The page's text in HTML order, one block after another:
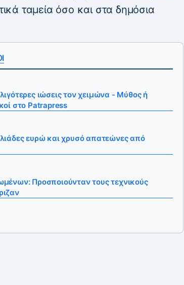
ταμεία όσο και στα δημόσια
ιώσεις τον χειμώνα - Μύθος ή
στο Patrapress
ευρώ και χρυσό απατεώνες από
Προσποιούνταν τους τεχνικούς